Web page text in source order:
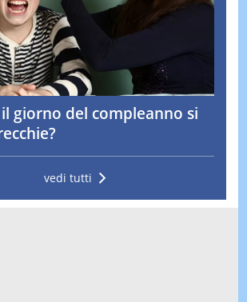
giorno del compleanno si
vedi tutti